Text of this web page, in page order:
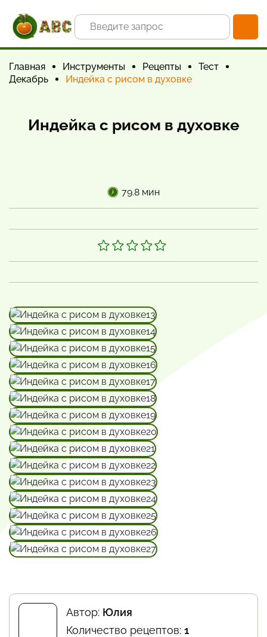
Главная Инструменты Рецепты
Тест
Декабрь
Индейка с рисом в духовке
Индейка с рисом в духовке
79.8 мин
Автор: Юлия
Количество рецептов: 1